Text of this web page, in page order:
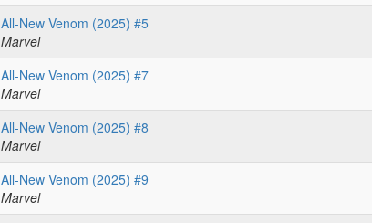
All-New Venom (2025) #5
Marvel
All-New Venom (2025) #7
Marvel
All-New Venom (2025) #8
Marvel
All-New Venom (2025) #9
Marvel